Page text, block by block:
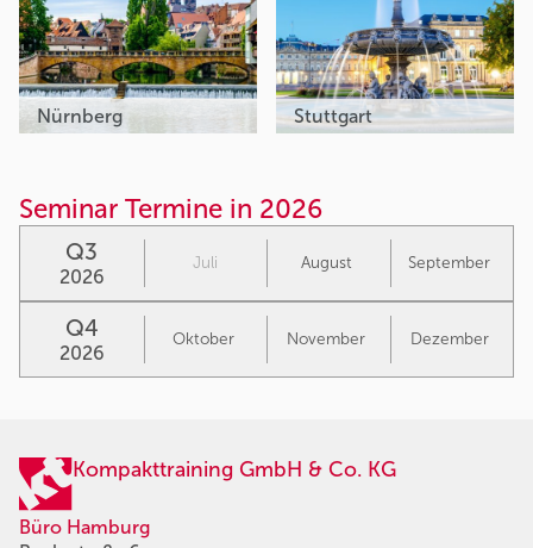
Nürnberg Stuttgart
Seminar Termine in 2026
Q3
2026
Juli August September
Q4
2026
Oktober November Dezember
Kompakttraining GmbH & Co. KG
Büro Hamburg